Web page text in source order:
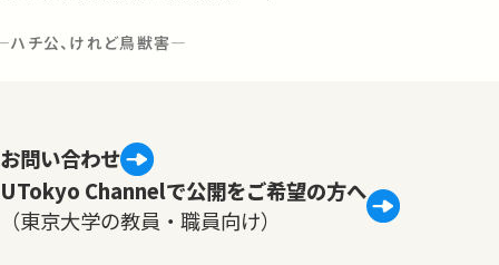
ハチ公、けれど鳥獣害―
お問い合わせ
UTokyo Channelで公開をご希望の方へ
（東京大学の教員・職員向け）